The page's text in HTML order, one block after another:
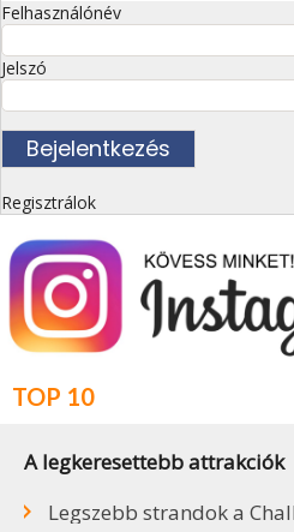
Felhasználónév
Jelszó
Regisztrálok
TOP 10
A legkeresettebb attrakciók
Legszebb strandok a